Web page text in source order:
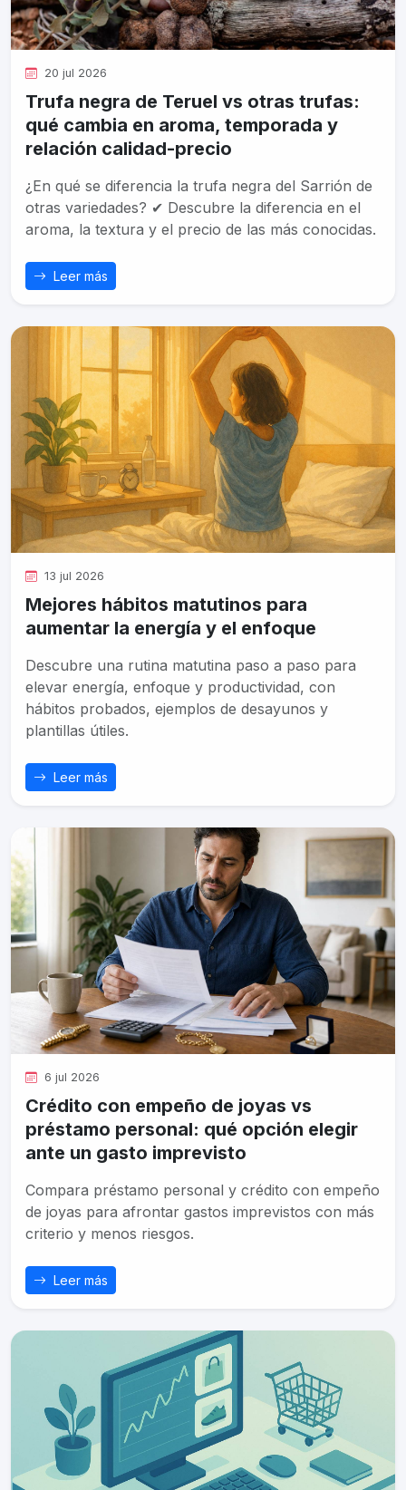
20 jul 2026
Trufa negra de Teruel vs otras trufas:
qué cambia en aroma, temporada y
relación calidad-precio
¿En qué se diferencia la trufa negra del Sarrión de
otras variedades? ✔ Descubre la diferencia en el
aroma, la textura y el precio de las más conocidas.
Leer más
13 jul 2026
Mejores hábitos matutinos para
aumentar la energía y el enfoque
Descubre una rutina matutina paso a paso para
elevar energía, enfoque y productividad, con
hábitos probados, ejemplos de desayunos y
plantillas útiles.
Leer más
6 jul 2026
Crédito con empeño de joyas vs
préstamo personal: qué opción elegir
ante un gasto imprevisto
Compara préstamo personal y crédito con empeño
de joyas para afrontar gastos imprevistos con más
criterio y menos riesgos.
Leer más